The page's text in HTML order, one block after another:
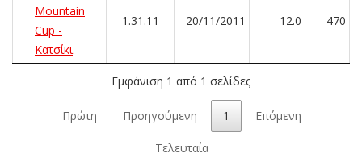
Mountain
Cup -
Κατσίκι
1.31.11 20/11/2011 12.0 470
Εμφάνιση 1 από 1 σελίδες
Πρώτη Προηγούμενη 1 Επόμενη
Τελευταία